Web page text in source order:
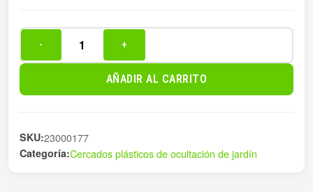
PVC
1X3M
C
- +
AÑADIR AL CARRITO
SKU:23000177
Categoría:Cercados plásticos de ocultación de jardín